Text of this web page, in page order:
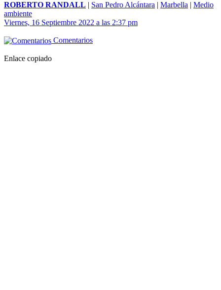
ROBERTO RANDALL | San Pedro Alcántara | Marbella | Medio
ambiente
Viernes, 16 Septiembre 2022 a las 2:37 pm
Comentarios
Enlace copiado